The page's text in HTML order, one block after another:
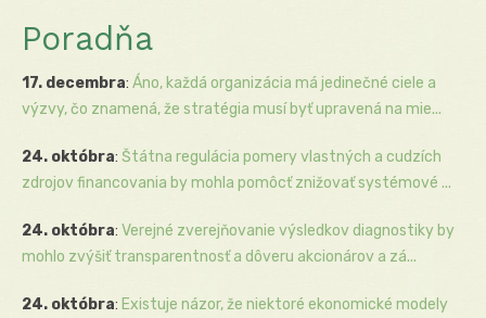
Poradňa
17. decembra: Áno, každá organizácia má jedinečné ciele a
výzvy, čo znamená, že stratégia musí byť upravená na mie...
24. októbra: Štátna regulácia pomery vlastných a cudzích
zdrojov financovania by mohla pomôcť znižovať systémové ...
24. októbra: Verejné zverejňovanie výsledkov diagnostiky by
mohlo zvýšiť transparentnosť a dôveru akcionárov a zá...
24. októbra: Existuje názor, že niektoré ekonomické modely